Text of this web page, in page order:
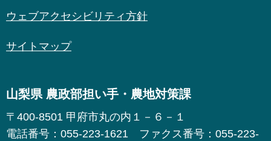
山梨県 農政部担い手・農地対策課
〒400-8501 甲府市丸の内１－６－１
電話番号：055-223-1621 ファクス番号：055-223-
ウェブアクセシビリティ方針
サイトマップ